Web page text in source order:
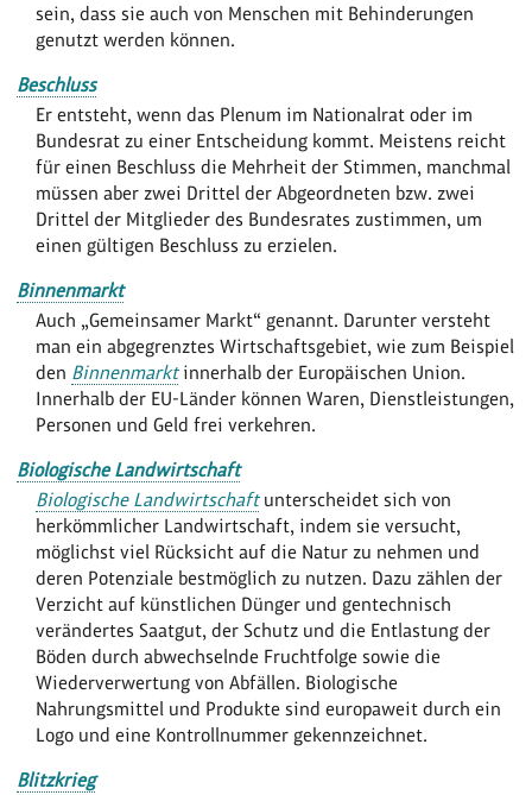
sein, dass sie auch von Menschen mit Behinderungen
genutzt werden können.
Beschluss
Er entsteht, wenn das Plenum im Nationalrat oder im
Bundesrat zu einer Entscheidung kommt. Meistens reicht
für einen Beschluss die Mehrheit der Stimmen, manchmal
müssen aber zwei Drittel der Abgeordneten bzw. zwei
Drittel der Mitglieder des Bundesrates zustimmen, um
einen gültigen Beschluss zu erzielen.
Binnenmarkt
Auch „Gemeinsamer Markt“ genannt. Darunter versteht
man ein abgegrenztes Wirtschaftsgebiet, wie zum Beispiel
den Binnenmarktinnerhalb der Europäischen Union.
Innerhalb der EU-Länder können Waren, Dienstleistungen,
Personen und Geld frei verkehren.
Biologische Landwirtschaft
Biologische Landwirtschaftunterscheidet sich von
herkömmlicher Landwirtschaft, indem sie versucht,
möglichst viel Rücksicht auf die Natur zu nehmen und
deren Potenziale bestmöglich zu nutzen. Dazu zählen der
Verzicht auf künstlichen Dünger und gentechnisch
verändertes Saatgut, der Schutz und die Entlastung der
Böden durch abwechselnde Fruchtfolge sowie die
Wiederverwertung von Abfällen. Biologische
Nahrungsmittel und Produkte sind europaweit durch ein
Logo und eine Kontrollnummer gekennzeichnet.
Blitzkrieg